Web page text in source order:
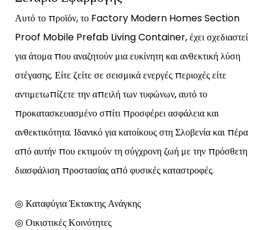
Αυτό το προϊόν, το Factory Modern Homes Section
Proof Mobile Prefab Living Container, έχει σχεδιαστεί
για άτομα που αναζητούν μια ευκίνητη και ανθεκτική λύση
στέγασης. Είτε ζείτε σε σεισμικά ενεργές περιοχές είτε
αντιμετωπίζετε την απειλή των τυφώνων, αυτό το
προκατασκευασμένο σπίτι προσφέρει ασφάλεια και
ανθεκτικότητα. Ιδανικό για κατοίκους στη Σλοβενία ​​και πέρα ​​
από αυτήν που εκτιμούν τη σύγχρονη ζωή με την πρόσθετη
διασφάλιση προστασίας από φυσικές καταστροφές.
◎ Καταφύγια Έκτακτης Ανάγκης
◎ Οικιστικές Κοινότητες